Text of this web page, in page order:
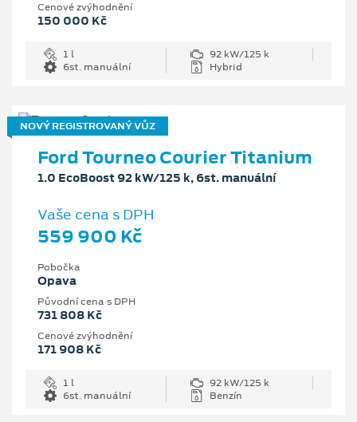
Cenové zvýhodnění
150 000 Kč
1 l
92 kW/125 k
6st. manuální
Hybrid
NOVÝ REGISTROVANÝ VŮZ
Ford Tourneo Courier Titanium
1.0 EcoBoost 92 kW/125 k, 6st. manuální
Vaše cena s DPH
559 900 Kč
Pobočka
Opava
Původní cena s DPH
731 808 Kč
Cenové zvýhodnění
171 908 Kč
1 l
92 kW/125 k
6st. manuální
Benzín